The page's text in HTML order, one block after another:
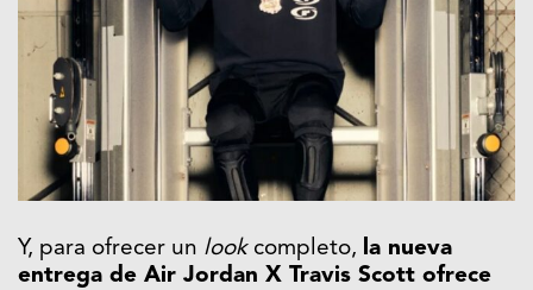
Y, para ofrecer un lookcompleto, la nueva
entrega de Air Jordan X Travis Scott ofrece